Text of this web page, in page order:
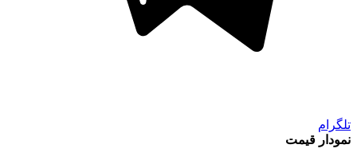
تلگرام
نمودار قیمت